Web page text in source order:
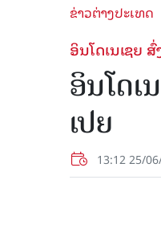
ຂ່າວຕ່າງປະເທດ
ອິນໂດເນເຊຍ
ອິນໂດ
ເປຍ
13:12 25/